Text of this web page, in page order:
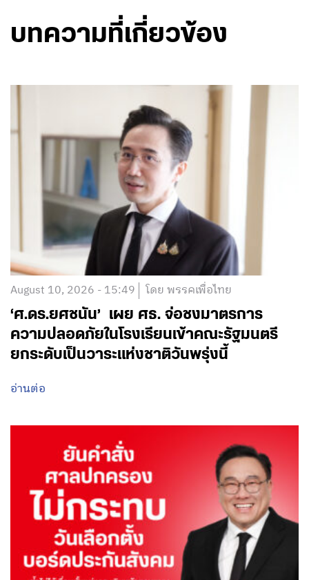
บทความที่เกี่ยวข้อง
August 10, 2026 - 15:49 โดย พรรคเพื่อไทย
‘ศ.ดร.ยศชนัน’ เผย ศธ. จ่อชงมาตรการ
ความปลอดภัยในโรงเรียนเข้าคณะรัฐมนตรี
ยกระดับเป็นวาระแห่งชาติวันพรุ่งนี้
อ่านต่อ